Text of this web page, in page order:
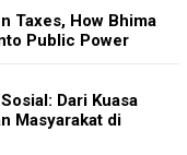
Taxes, How Bhima
Public Power
Dari Kuasa
Masyarakat di